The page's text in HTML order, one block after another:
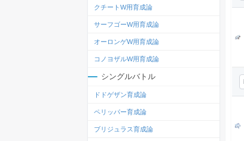
クチートW用育成論
サーフゴーW用育成論
オーロンゲW用育成論
コノヨザルW用育成論
シングルバトル
ドドゲザン育成論
ペリッパー育成論
ブリジュラス育成論